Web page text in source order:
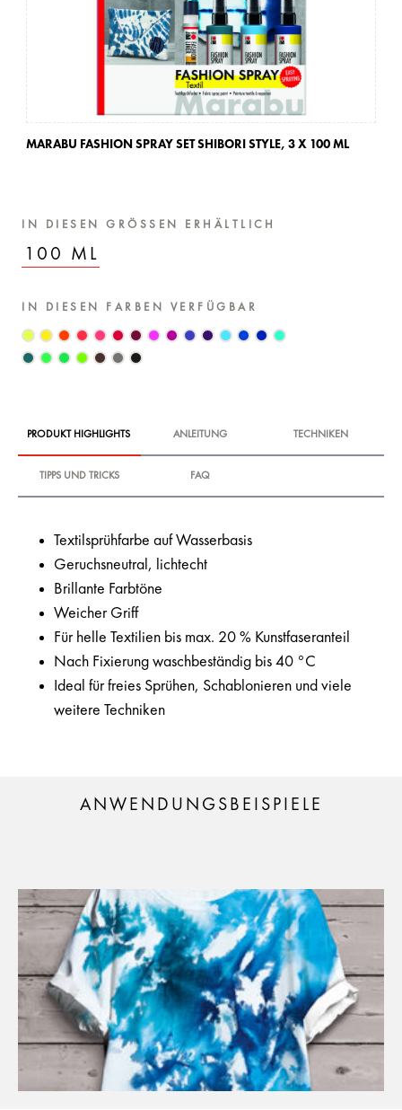
MARABU FASHION SPRAY SET SHIBORI STYLE, 3 X 100 ML
IN DIESEN GRÖSSEN ERHÄLTLICH
100 ML
IN DIESEN FARBEN VERFÜGBAR
PRODUKT HIGHLIGHTS ANLEITUNG TECHNIKEN
TIPPS UND TRICKS FAQ
Textilsprühfarbe auf Wasserbasis
Geruchsneutral, lichtecht
Brillante Farbtöne
Weicher Griff
Für helle Textilien bis max. 20 % Kunstfaseranteil
Nach Fixierung waschbeständig bis 40 °C
Ideal für freies Sprühen, Schablonieren und viele
weitere Techniken
ANWENDUNGSBEISPIELE